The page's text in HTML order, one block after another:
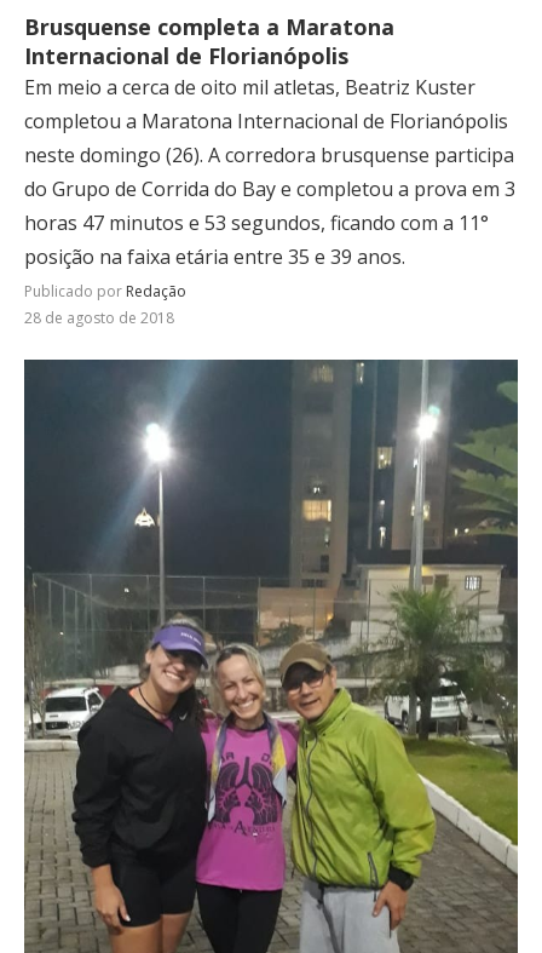
Brusquense completa a Maratona
Internacional de Florianópolis
Em meio a cerca de oito mil atletas, Beatriz Kuster
completou a Maratona Internacional de Florianópolis
neste domingo (26). A corredora brusquense participa
do Grupo de Corrida do Bay e completou a prova em 3
horas 47 minutos e 53 segundos, ficando com a 11°
posição na faixa etária entre 35 e 39 anos.
Publicado por Redação
28 de agosto de 2018